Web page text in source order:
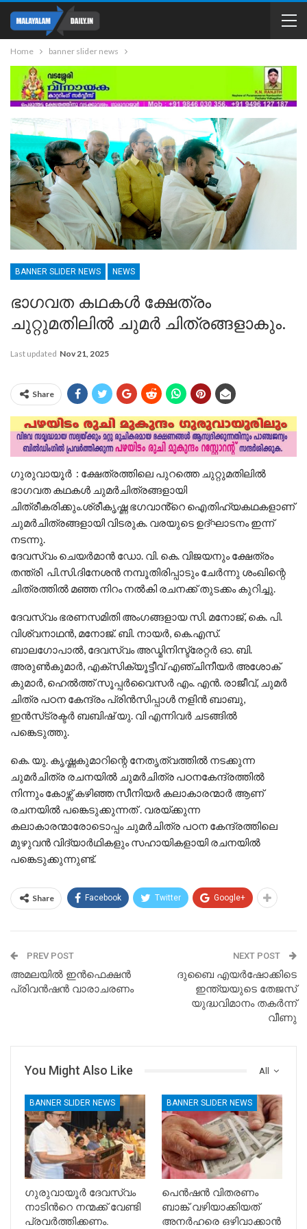
Home banner slider news
BANNER SLIDER NEWS NEWS
ഭാഗവത കഥകൾ ക്ഷേത്രം
ചുറ്റുമതിലിൽ ചുമർ ചിത്രങ്ങളാകും.
Last updated Nov 21, 2025
Share
ഗുരുവായൂർ : ക്ഷേത്രത്തിലെ പുറത്തെ ചുറ്റുമതിലിൽ
ഭാഗവത കഥകൾ ചുമർചിത്രങ്ങളായി
ചിത്രീകരിക്കും.ശ്രീകൃഷ്ണ ഭഗവാൻ്റെ ഐതിഹ്യകഥകളാണ്
ചുമർചിത്രങ്ങളായി വിടരുക. വരയുടെ ഉദ്ഘാടനം ഇന്ന്
നടന്നു.
ദേവസ്വം ചെയർമാൻ ഡോ. വി. കെ. വിജയനും ക്ഷേത്രം
തന്ത്രി പി.സി.ദിനേശൻ നമ്പൂതിരിപ്പാടും ചേർന്നു ശംഖിന്റെ
ചിത്രത്തിൽ മഞ്ഞ നിറം നൽകി രചനക്ക് തുടക്കം കുറിച്ചു.
ദേവസ്വം ഭരണസമിതി അംഗങ്ങളായ സി. മനോജ്‌, കെ. പി.
വിശ്വനാഥൻ, മനോജ്‌. ബി. നായർ, കെ.എസ്.
ബാലഗോപാൽ, ദേവസ്വം അഡ്മിനിസ്ട്രേറ്റർ ഓ. ബി.
അരുൺകുമാർ, എക്സിക്യൂട്ടീവ് എഞ്ചിനീയർ അശോക്
കുമാർ, ഹെൽത്ത്‌ സൂപ്പർവൈസർ എം. എൻ. രാജീവ്‌, ചുമർ
ചിത്ര പഠന കേന്ദ്രം പ്രിൻസിപ്പാൾ നളിൻ ബാബു,
ഇൻസ്‌ട്രക്ടർ ബബിഷ് യു. വി എന്നിവർ ചടങ്ങിൽ
പങ്കെടുത്തു.
കെ. യു. കൃഷ്ണകുമാറിന്റെ നേതൃത്വത്തിൽ നടക്കുന്ന
ചുമർചിത്ര രചനയിൽ ചുമർചിത്ര പഠനകേന്ദ്രത്തിൽ
നിന്നും കോഴ്സ് കഴിഞ്ഞ സീനിയർ കലാകാരന്മാർ ആണ്
രചനയിൽ പങ്കെടുക്കുന്നത് . വരയ്ക്കുന്ന
കലാകാരന്മാരോടൊപ്പം ചുമർചിത്ര പഠന കേന്ദ്രത്തിലെ
മുഴുവൻ വിദ്യാർഥികളും സഹായികളായി രചനയിൽ
പങ്കെടുക്കുന്നുണ്ട്.
Share Facebook Twitter Google+
PREV POST
അമലയിൽ ഇൻഫെക്ഷൻ
പ്രിവൻഷൻ വാരാചരണം
NEXT POST
ദുബൈ എയർഷോക്കിടെ
ഇന്ത്യയുടെ തേജസ്
യുദ്ധവിമാനം തകർന്ന്
വീണു
All
You Might Also Like
BANNER SLIDER NEWS
ഗുരുവായൂർ ദേവസ്വം
നാടിൻറെ നന്മക്ക് വേണ്ടി
പ്രവർത്തിക്കണം.
BANNER SLIDER NEWS
പെൻഷൻ വിതരണം
ബാങ്ക് വഴിയാക്കിയത്
അനർഹരെ ഒഴിവാക്കാൻ